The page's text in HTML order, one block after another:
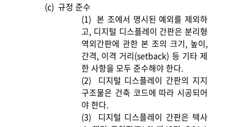
(c) 규정 준수
(1) 본 조에서 명시된 예외를 제외하
고, 디지털 디스플레이 간판은 분리형
역외간판에 관한 본 조의 크기, 높이,
간격, 이격 거리(setback) 등 기타 제
한 사항을 모두 준수해야 한다.
(2)
디지털 디스플레이 간판의 지지
구조물은 건축 코드에 따라 시공되어
야 한다.
(3)
디지털 디스플레이 간판은 텍사